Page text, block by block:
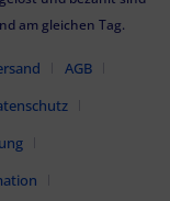
am gleichen Tag.
AGB